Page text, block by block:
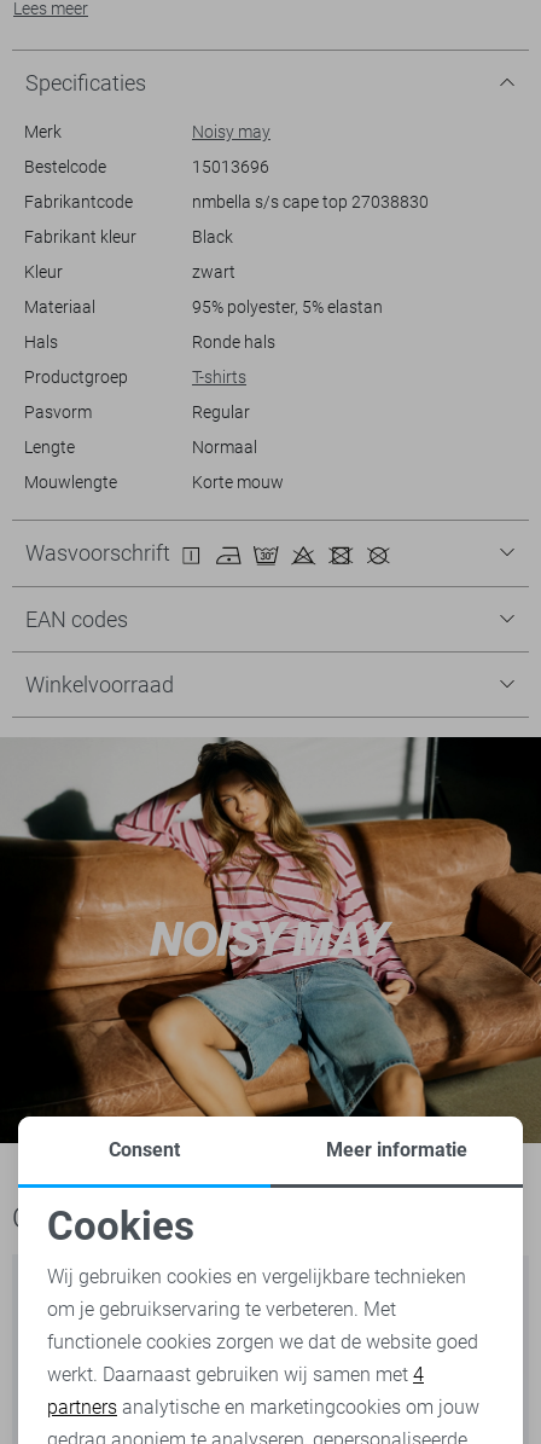
regular fit bijdraagt aan een comfortabele look waar je je gemakkelijk
in kunt bewegen.
Dankzij het tijdloze ontwerp is dit T-shirt een uitstekende toevoeging
eenvoudig te combineren met zowel spijkerbroeken als kokerrokken,
waardoor het geschikt is voor diverse informele gelegenheden. Of je
nu een dagje in de stad doorbrengt of een informele bijeenkomst hebt,
karakter van het materiaal zorgt ervoor dat je er lang van kunt
genieten, seizoen na seizoen.
Lees meer
Specificaties
Merk
Noisy may
Bestelcode
15013696
Fabrikantcode
nmbella s/s cape top 27038830
Fabrikant kleur
Black
Kleur
zwart
Materiaal
95% polyester, 5% elastan
Hals
Ronde hals
Productgroep
T-shirts
Pasvorm
Regular
Lengte
Normaal
Mouwlengte
Korte mouw
Wasvoorschrift
EAN codes
Winkelvoorraad
Ook het bekijken waard
Noodzakelijke cookies
Personalisatie cookies
Analytische cookies
Marketing cookies
Consent Meer informatie
Cookies
Wij gebruiken cookies en vergelijkbare technieken
om je gebruikservaring te verbeteren. Met
functionele cookies zorgen we dat de website goed
werkt. Daarnaast gebruiken wij samen met 4
partners analytische en marketingcookies om jouw
gedrag anoniem te analyseren, gepersonaliseerde